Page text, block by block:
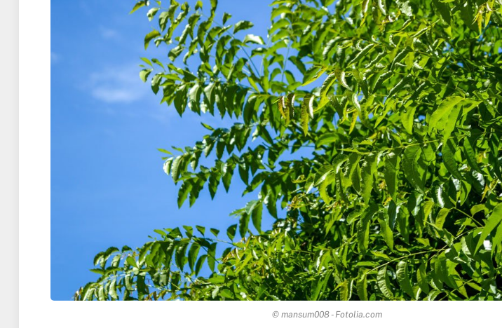
© mansum008 - Fotolia.com